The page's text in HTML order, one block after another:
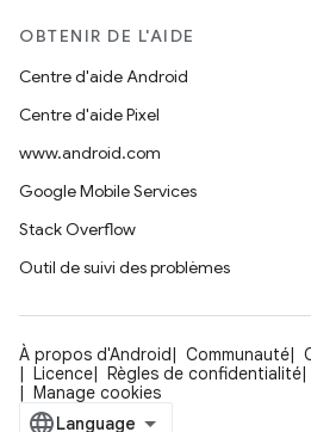
OBTENIR DE L'AIDE
Centre d'aide Android
Centre d'aide Pixel
www.android.com
Google Mobile Services
Stack Overflow
Outil de suivi des problèmes
À propos d'Android Communauté
Licence
Règles de confidentialité
Manage cookies